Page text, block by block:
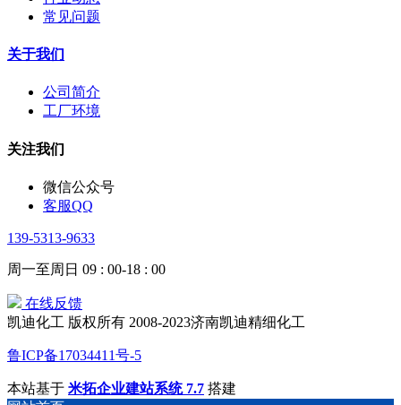
常见问题
关于我们
公司简介
工厂环境
关注我们
微信公众号
客服QQ
139-5313-9633
周一至周日 09 : 00-18 : 00
在线反馈
凯迪化工 版权所有 2008-2023济南凯迪精细化工
鲁ICP备17034411号-5
本站基于 米拓企业建站系统 7.7 搭建